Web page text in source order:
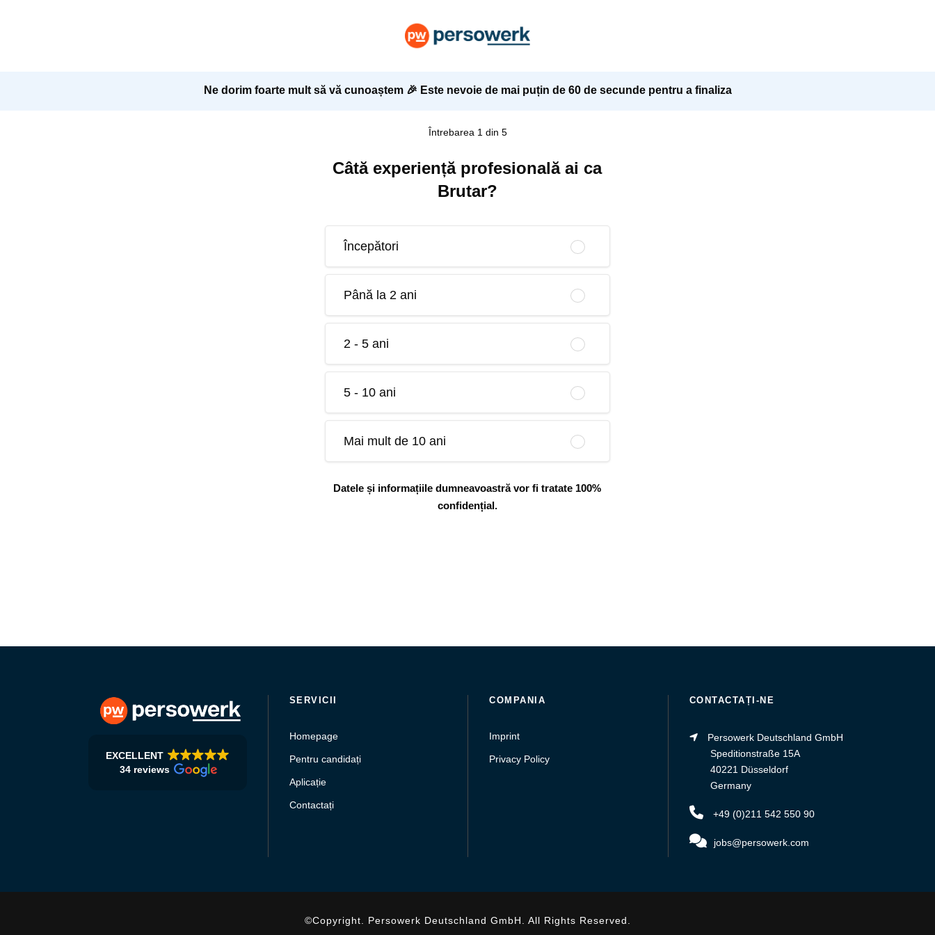
Ne dorim foarte mult să vă cunoaștem 🎉 Este nevoie de mai puțin de 60 de secunde pentru a finaliza
Întrebarea 1 din 5
Câtă experiență profesională ai ca
Brutar?
Începători
Până la 2 ani
2 - 5 ani
5 - 10 ani
Mai mult de 10 ani
Datele și informațiile dumneavoastră vor fi tratate 100%
confidențial.
EXCELLENT
34 reviews
SERVICII
Homepage
Pentru candidați
Aplicație
Contactați
COMPANIA
Imprint
Privacy Policy
CONTACTAȚI-NE
Persowerk Deutschland GmbH
Speditionstraße 15A
40221 Düsseldorf
Germany
+49 (0)211 542 550 90
jobs@persowerk.com
©Copyright. Persowerk Deutschland GmbH. All Rights Reserved.